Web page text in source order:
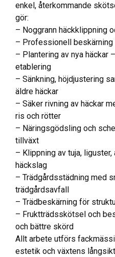
enkel, återkommande
gör:
– Noggrann häckklippning
– Professionell beskärning
– Plantering av nya häckar
etablering
– Sänkning, höjdjustering
äldre häckar
– Säker rivning av häckar
ris och rötter
– Näringsgödsling och
tillväxt
– Klippning av tuja,
häckslag
– Trädgårdsstädning med
trädgårdsavfall
– Trädbeskärning för
– Fruktträdsskötsel och
och bättre skörd
Allt arbete utförs
estetik och växtens